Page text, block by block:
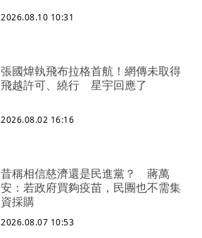
2026.08.10 10:31
張國煒執飛布拉格首航！網傳未取得
飛越許可、繞行 星宇回應了
2026.08.02 16:16
昔稱相信慈濟還是民進黨？ 蔣萬
安：若政府買夠疫苗，民團也不需集
資採購
2026.08.07 10:53